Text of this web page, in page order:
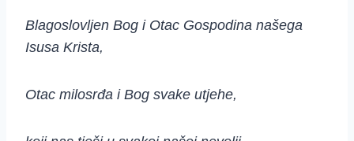
Blagoslovljen Bog i Otac Gospodina našega
Isusa Krista,
Otac milosrđa i Bog svake utjehe,